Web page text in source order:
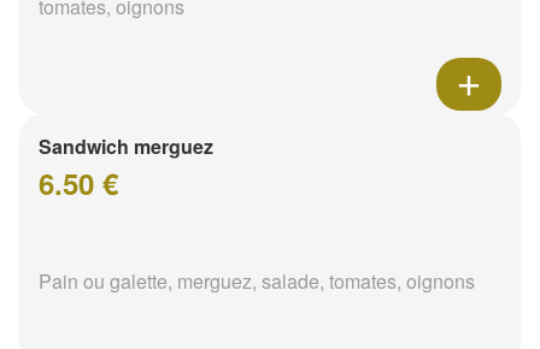
tomates, oignons
Sandwich merguez
6.50 €
Pain ou galette, merguez, salade, tomates, oignons